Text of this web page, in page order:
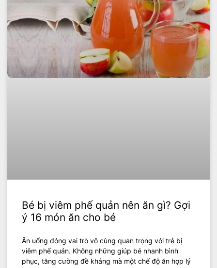
Bé bị viêm phế quản nên ăn gì? Gợi
ý 16 món ăn cho bé
Ăn uống đóng vai trò vô cùng quan trọng với trẻ bị
viêm phế quản. Không những giúp bé nhanh bình
phục, tăng cường đề kháng mà một chế độ ăn hợp lý